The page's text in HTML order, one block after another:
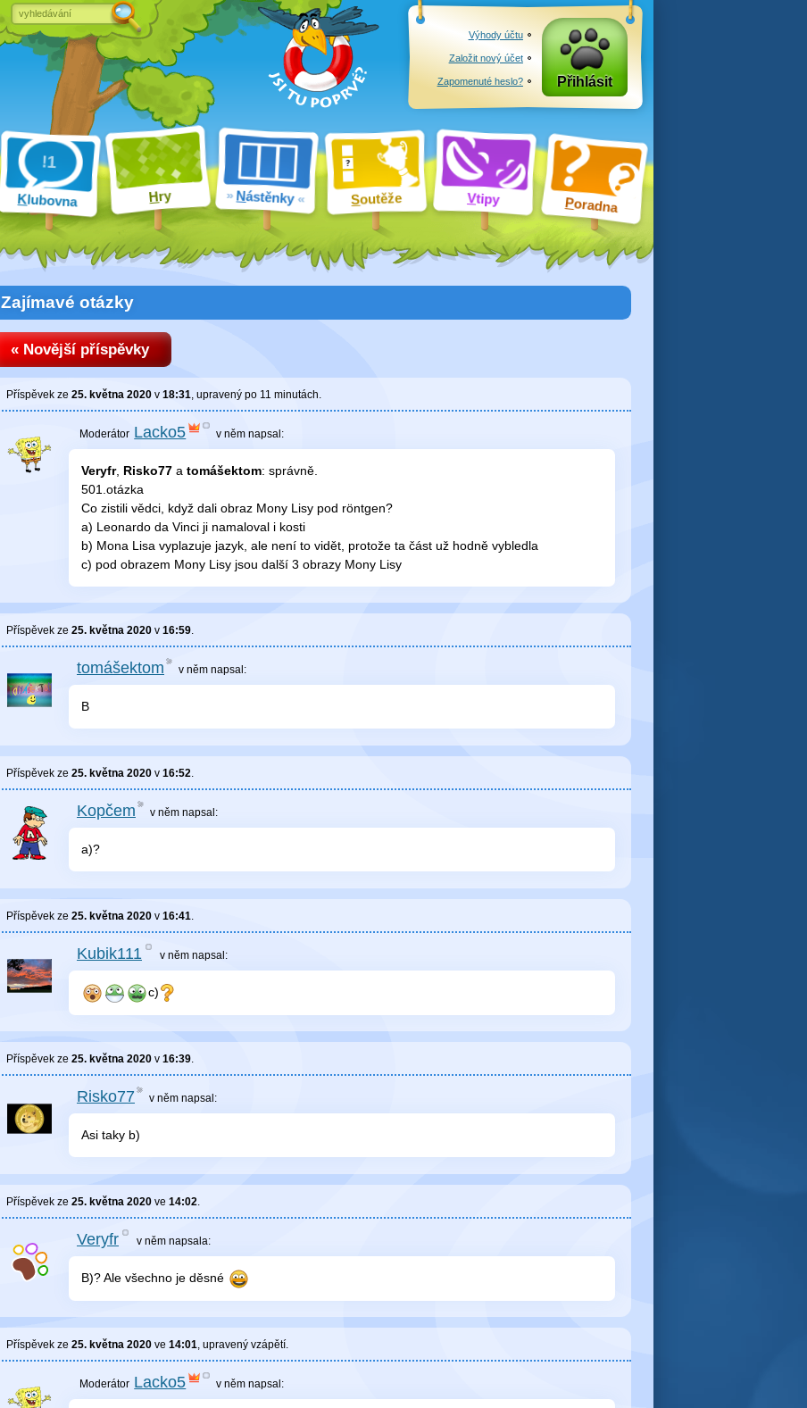
Klubovna Hry Nástěnky Soutěže Vtipy Poradna
Výhody účtu
Založit nový účet
Zapomenuté heslo? Přihlásit
Zajímavé otázky
« Novější příspěvky
Příspěvek ze 25. května 2020 v 18:31, upravený po 11 minutách.
Lacko5 v něm napsal:
Veryfr, Risko77 a tomášektom: správně.
501.otázka
Co zistili vědci, když dali obraz Mony Lisy pod röntgen?
a) Leonardo da Vinci ji namaloval i kosti
b) Mona Lisa vyplazuje jazyk, ale není to vidět, protože ta část už hodně vybledla
c) pod obrazem Mony Lisy jsou další 3 obrazy Mony Lisy
Příspěvek ze 25. května 2020 v 16:59.
tomášektom v něm napsal:
B
Příspěvek ze 25. května 2020 v 16:52.
Kopčem v něm napsal:
a)?
Příspěvek ze 25. května 2020 v 16:41.
Kubik111 v němnapsal:
c)
Příspěvek ze 25. května 2020 v 16:39.
Risko77 v něm napsal:
Asi taky b)
Příspěvek ze 25. května 2020 ve 14:02.
Veryfr v němnapsala:
B)? Ale všechno je děsné
Příspěvek ze 25. května 2020 ve 14:01, upravený vzápětí.
Lacko5 v něm napsal: